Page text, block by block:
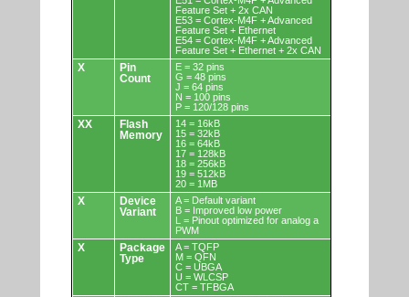
Feature Set + 2x CAN
E53 = Cortex-M4F + Advanced
Feature Set + Ethernet
E54 = Cortex-M4F + Advanced
Feature Set + Ethernet + 2x CAN
X
Pin
Count
E = 32 pins
G = 48 pins
J = 64 pins
N = 100 pins
P = 120/128 pins
XX
Flash
Memory
14 = 16kB
15 = 32kB
16 = 64kB
17 = 128kB
18 = 256kB
19 = 512kB
20 = 1MB
X
Device
Variant
A = Default variant
B = Improved low power
L = Pinout optimized for analog a
PWM
X
Package
Type
A = TQFP
M = QFN
C = UBGA
U = WLCSP
CT = TFBGA